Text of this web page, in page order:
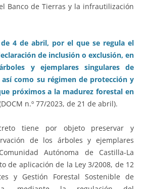
Banco de Tierras y la infrautilización
de 4 de abril, por el que se regula el
de inclusión o exclusión, en
y ejemplares singulares de
así como su régimen de protección y
próximos a la madurez forestal en
n.º 77/2023, de 21 de abril).
tiene por objeto preservar y
de los árboles y ejemplares
Autónoma de Castilla-La
de aplicación de la Ley 3/2008, de 12
y Gestión Forestal Sostenible de